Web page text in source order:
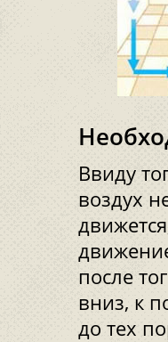
Ввиду
воздух
после
вниз, к
до тех